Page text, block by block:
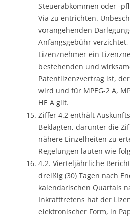
Steuerabkommen oder -
Via zu entrichten.
vorangehenden
Anfangsgebühr
Lizenznehmer ein
bestehenden und
Patentlizenzvertrag ist,
wird und für MPEG-2 A,
HE A gilt.
Ziffer 4.2 enthält
Beklagten, darunter die
nähere Einzelheiten zu
Regelungen lauten wie
4.2. Vierteljährliche
dreißig (30) Tagen nach
kalendarischen Quartals
Inkrafttretens hat der
elektronischer Form, in